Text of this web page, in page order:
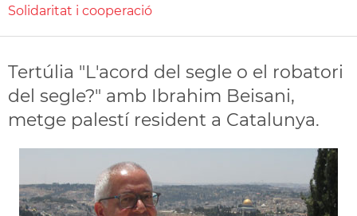
Solidaritat i cooperació
Tertúlia "L'acord del segle o el robatori
del segle?" amb Ibrahim Beisani,
metge palestí resident a Catalunya.